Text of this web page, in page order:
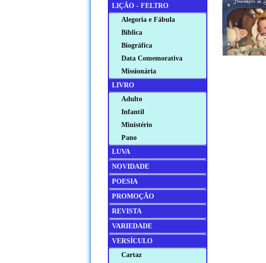
LIÇÃO - FELTRO
Alegoria e Fábula
Bíblica
Biográfica
Data Comemorativa
Missionária
LIVRO
Adulto
Infantil
Ministério
Pano
LUVA
NOVIDADE
POESIA
PROMOÇÃO
REVISTA
VARIEDADE
VERSÍCULO
Cartaz